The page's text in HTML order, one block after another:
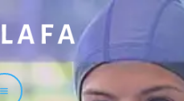
Fisioterapia Acuática